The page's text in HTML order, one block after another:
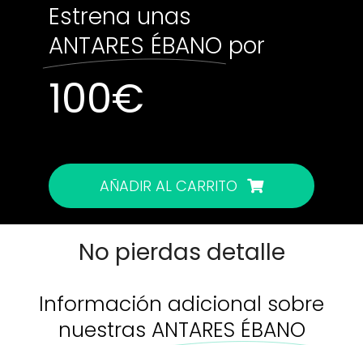
Estrena unas
ANTARES ÉBANO por
100€
AÑADIR AL CARRITO
No pierdas detalle
Información adicional sobre
nuestras ANTARES ÉBANO